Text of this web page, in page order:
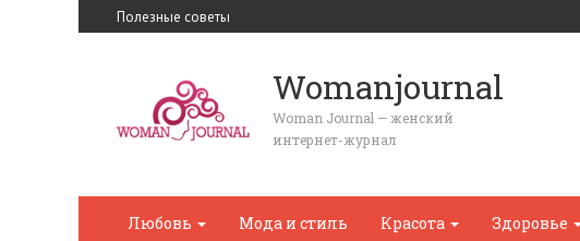
Полезные советы
Womanjournal
Woman Journal — женский
интернет-журнал
Любовь Мода и стиль Красота Здоровье